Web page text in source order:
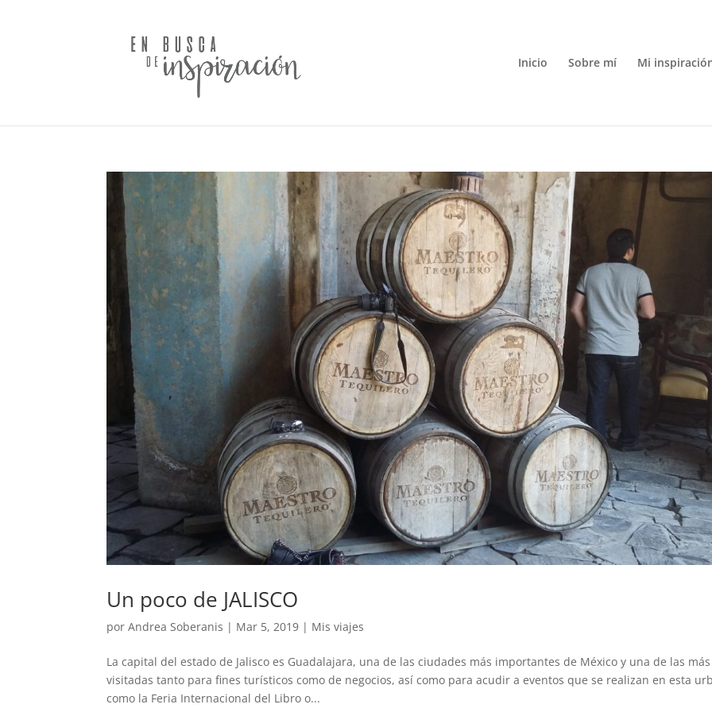
Inicio Sobre mí Mi
Un poco de JALISCO
porAndrea Soberanis | Mar 5, 2019 | Mis viajes
La capital del estado de Jalisco es Guadalajara, una de las ciudades más importantes de México y una de las más
visitadas tanto para fines turísticos como de negocios, así como para acudir a eventos que se realizan en esta
como la Feria Internacional del Libro o...